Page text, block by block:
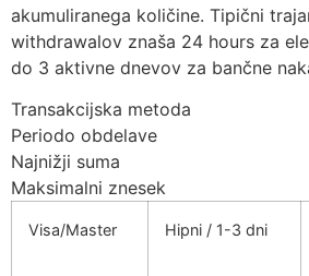
akumuliranega količine. Tipični
withdrawalov znaša 24 hours za
do 3 aktivne dnevov za bančne
Transakcijska metoda
Periodo obdelave
Najnižji suma
Maksimalni znesek
Visa/Master Hipni / 1-3 dni